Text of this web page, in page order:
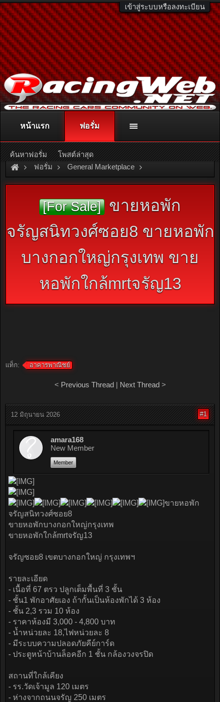
เข้าสู่ระบบหรือลงทะเบียน
ติดต่อลงโฆษณา racingweb@gmail.comหรือโทร. 081-811-1138
หรืออ่านรายละเอียดเพิ่มเติม คลิกที่นี่
ฟอรั่ม General Marketplace
สินค้าทั่วไป ไม่มีหมวดหมู่
[For Sale] ขายหอพัก
จรัญสนิทวงศ์ซอย8 ขายหอพัก
บางกอกใหญ่กรุงเทพ ขาย
หอพักใกล้mrtจรัญ13
แท็ก: อาคารพาณิชย์
< Previous Thread| Next Thread>
12 มิถุนายน 2026 #1
amara168
New Member
Member
ขายหอพัก
จรัญสนิทวงศ์ซอย8
ขายหอพักบางกอกใหญ่กรุงเทพ
ขายหอพักใกล้mrtจรัญ13
จรัญซอย8 เขตบางกอกใหญ่ กรุงเทพฯ
รายละเอียด
- เนื้อที่ 67 ตรว ปลูกเต็มพื้นที่ 3 ชั้น
- ชั้น1 พักอาศัยเอง ถ้ากั้นเป็นห้องพักได้ 3 ห้อง
- ชั้น 2,3 รวม 10 ห้อง
- ราคาห้องมี 3,000 - 4,800 บาท
- น้ำหน่วยละ 18,ไฟหน่วยละ 8
- มีระบบความปลอดภัยคีย์การ์ด
- ประตูหน้าบ้านล็อคอีก 1 ชั้น กล้องวงจรปิด
สถานที่ใกล้เคียง
- รร.วัดเจ้ามูล 120 เมตร
- ห่างจากถนนจรัญ 250 เมตร
หน้าแรก ฟอรั่ม
ค้นหาฟอรั่ม โพสต์ล่าสุด